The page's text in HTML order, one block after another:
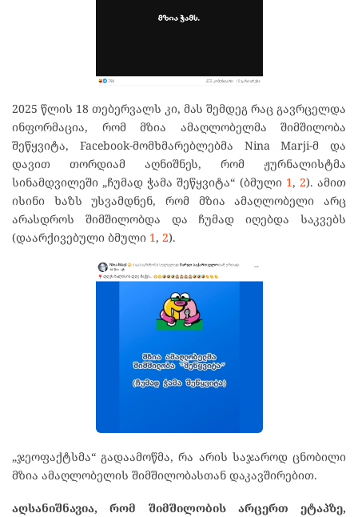
2025 წლის 18 თებერვალს კი, მას შემდეგ რაც გავრცელდა
ინფორმაცია, რომ მზია ამაღლობელმა შიმშილობა
შეწყვიტა, Facebook-მომხმარებლებმა Nina Marji-მ და
დავით თორდიამ აღნიშნეს, რომ ჟურნალისტმა
სინამდვილეში „ჩუმად ჭამა შეწყვიტა“ (ბმული 1, 2). ამით
ისინი ხაზს უსვამდნენ, რომ მზია ამაღლობელი არც
არასდროს შიმშილობდა და ჩუმად იღებდა საკვებს
(დაარქივებული ბმული 1, 2).
„ჯეოფაქტსმა“ გადაამოწმა, რა არის საჯაროდ ცნობილი
მზია ამაღლობელის შიმშილობასთან დაკავშირებით.
აღსანიშნავია, რომ შიმშილობის არცერთ ეტაპზე,